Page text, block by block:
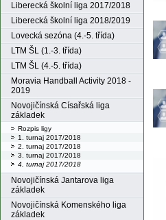
Liberecká školní liga 2017/2018
Liberecká školní liga 2018/2019
Lovecká sezóna (4.-5. třída)
LTM ŠL (1.-3. třída)
LTM ŠL (4.-5. třída)
Moravia Handball Activity 2018 -
2019
Novojičínská Císařská liga
základek
Rozpis ligy
1. turnaj 2017/2018
2. turnaj 2017/2018
3. turnaj 2017/2018
4. turnaj 2017/2018
Novojičínská Jantarova liga
základek
Novojičínská Komenského liga
základek